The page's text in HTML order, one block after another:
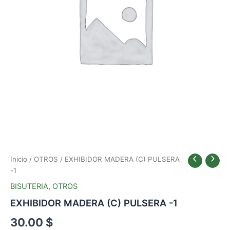
Inicio / OTROS / EXHIBIDOR MADERA (C) PULSERA
-1
BISUTERIA, OTROS
EXHIBIDOR MADERA (C) PULSERA -1
30.00 $